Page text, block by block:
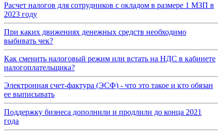
Расчет налогов для сотрудников с окладом в размере 1 МЗП в
2023 году
При каких движениях денежных средств необходимо
выбивать чек?
Как сменить налоговый режим или встать на НДС в кабинете
налогоплательщика?
Электронная счет-фактура (ЭСФ) - что это такое и кто обязан
ее выписывать
Поддержку бизнеса дополнили и продлили до конца 2021
года